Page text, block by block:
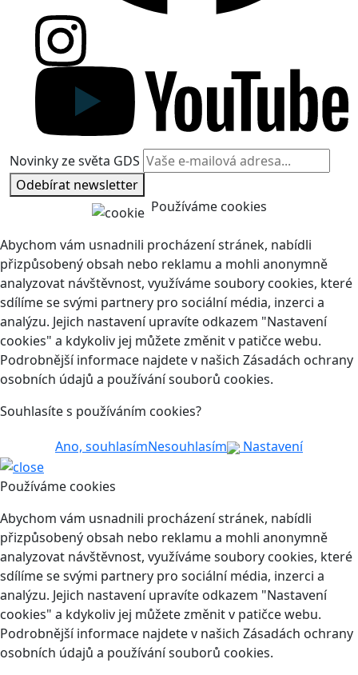
Novinky ze světa GDS
Odebírat newsletter
Používáme cookies
Abychom vám usnadnili procházení stránek, nabídli
přizpůsobený obsah nebo reklamu a mohli anonymně
analyzovat návštěvnost, využíváme soubory cookies, které
sdílíme se svými partnery pro sociální média, inzerci a
analýzu. Jejich nastavení upravíte odkazem "Nastavení
cookies" a kdykoliv jej můžete změnit v patičce webu.
Podrobnější informace najdete v našich Zásadách ochrany
osobních údajů a používání souborů cookies.
Souhlasíte s používáním cookies?
Ano, souhlasímNesouhlasím Nastavení
Používáme cookies
Abychom vám usnadnili procházení stránek, nabídli
přizpůsobený obsah nebo reklamu a mohli anonymně
analyzovat návštěvnost, využíváme soubory cookies, které
sdílíme se svými partnery pro sociální média, inzerci a
analýzu. Jejich nastavení upravíte odkazem "Nastavení
cookies" a kdykoliv jej můžete změnit v patičce webu.
Podrobnější informace najdete v našich Zásadách ochrany
osobních údajů a používání souborů cookies.